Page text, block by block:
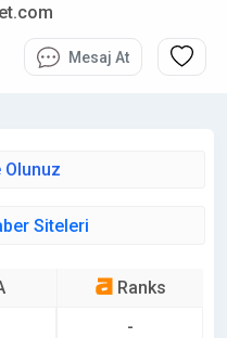
Mesaj At
Olunuz
Siteleri
Ranks
-